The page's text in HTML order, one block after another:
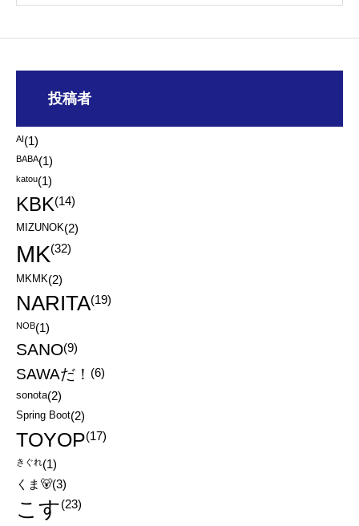
投稿者
AI(1)
BABA(1)
katou(1)
KBK(14)
MIZUNOK(2)
MK(32)
MKMK(2)
NARITA(19)
NOB(1)
SANO(9)
SAWAだ！ (6)
sonota(2)
Spring Boot(2)
TOYOP(17)
きぐれ(1)
くま🐻(3)
こす(23)